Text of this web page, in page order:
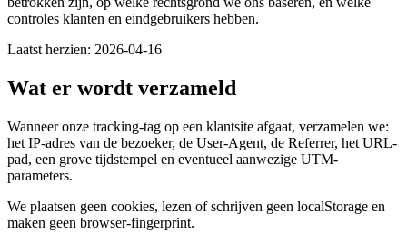
controles klanten en eindgebruikers hebben.
Laatst herzien: 2026-04-16
Wat er wordt verzameld
Wanneer onze tracking-tag op een klantsite afgaat, verzamelen we:
het IP-adres van de bezoeker, de User-Agent, de Referrer, het URL-
pad, een grove tijdstempel en eventueel aanwezige UTM-
parameters.
We plaatsen geen cookies, lezen of schrijven geen localStorage en
maken geen browser-fingerprint.